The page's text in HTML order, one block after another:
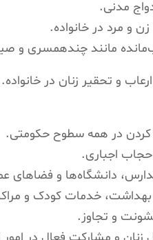
مدنی.
و مرد در خانواده.
مانند چندهمسری و
و تحقیر زنان در خانواده.
در همه سطوح حکومتی.
اجباری.
دانشگاه‌ها و فضاهای
خدمات کودک و
و تجاوز.